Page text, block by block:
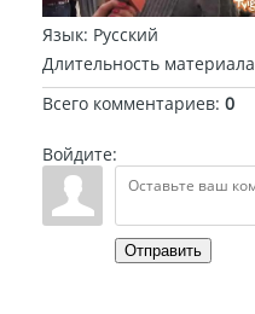
Язык: Русский
Длительность материала
Всего комментариев: 0
Войдите:
Отправить